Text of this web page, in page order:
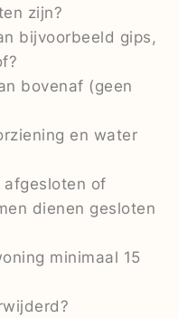
zijn?
bijvoorbeeld gips,
bovenaf (geen
en water
of
dienen gesloten
minimaal 15